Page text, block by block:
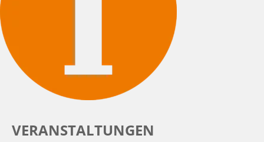
VERANSTALTUNGEN